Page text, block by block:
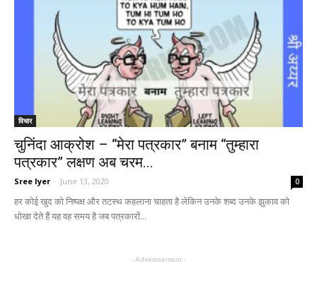
विचार
चुनिंदा आक्रोश – “मेरा पत्रकार” बनाम “तुम्हारा
पत्रकार” लक्षण अब चरम...
Sree Iyer - June 13, 2020 0
हर कोई खुद को निष्पक्ष और तटस्थ कहलाना चाहता है लेकिन उनके शब्द उनके झुकाव को
धोखा देते हैं यह वह समय है जब पत्रकारों...
- Advertisement -